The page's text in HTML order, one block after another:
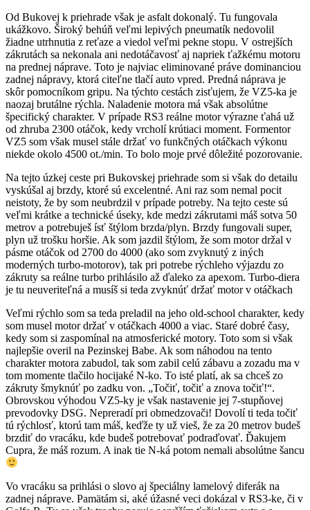
Od Bukovej k priehrade však je asfalt dokonalý. Tu fungovala
ukážkovo. Široký behúň veľmi lepivých pneumatík nedovolil
žiadne utrhnutia z reťaze a viedol veľmi pekne stopu. V ostrejších
zákrutách sa nekonala ani nedotáčavosť aj napriek ťažkému motoru
na prednej náprave. Toto je najviac eliminované práve dominanciou
zadnej nápravy, ktorá citeľne tlačí auto vpred. Predná náprava je
skôr pomocníkom gripu. Na týchto cestách zisťujem, že VZ5-ka je
naozaj brutálne rýchla. Naladenie motora má však absolútne
špecifický charakter. V prípade RS3 reálne motor výrazne ťahá už
od zhruba 2300 otáčok, kedy vrcholí krútiaci moment. Formentor
VZ5 som však musel stále držať vo funkčných otáčkach výkonu
niekde okolo 4500 ot./min. To bolo moje prvé dôležité pozorovanie.
Na tejto úzkej ceste pri Bukovskej priehrade som si však do detailu
vyskúšal aj brzdy, ktoré sú excelentné. Ani raz som nemal pocit
neistoty, že by som neubrdzil v prípade potreby. Na tejto ceste sú
veľmi krátke a technické úseky, kde medzi zákrutami máš sotva 50
metrov a potrebuješ ísť štýlom brzda/plyn. Brzdy fungovali super,
plyn už trošku horšie. Ak som jazdil štýlom, že som motor držal v
pásme otáčok od 2700 do 4000 (ako som zvyknutý z iných
moderných turbo-motorov), tak pri potrebe rýchleho výjazdu zo
zákruty sa reálne turbo prihlásilo až ďaleko za apexom. Turbo-diera
je tu neuveriteľná a musíš si teda zvyknúť držať motor v otáčkach
Veľmi rýchlo som sa teda preladil na jeho old-school charakter, kedy
som musel motor držať v otáčkach 4000 a viac. Staré dobré časy,
kedy som si zaspomínal na atmosferické motory. Toto som si však
najlepšie overil na Pezinskej Babe. Ak som náhodou na tento
charakter motora zabudol, tak som zabil celú zábavu a zozadu ma v
tom momente tlačilo hocijaké N-ko. To isté platí, ak sa chceš zo
zákruty šmyknúť po zadku von. „Točiť, točiť a znova točiť!“.
Obrovskou výhodou VZ5-ky je však nastavenie jej 7-stupňovej
prevodovky DSG. Nepreradí pri obmedzovači! Dovolí ti teda točiť
tú rýchlosť, ktorú tam máš, keďže ty už vieš, že za 20 metrov budeš
brzdiť do vracáku, kde budeš potrebovať podraďovať. Ďakujem
Cupra, že máš rozum. A inak tie N-ká potom nemali absolútne šancu
Vo vracáku sa prihlási o slovo aj špeciálny lamelový diferák na
zadnej náprave. Pamätám si, aké úžasné veci dokázal v RS3-ke, či v